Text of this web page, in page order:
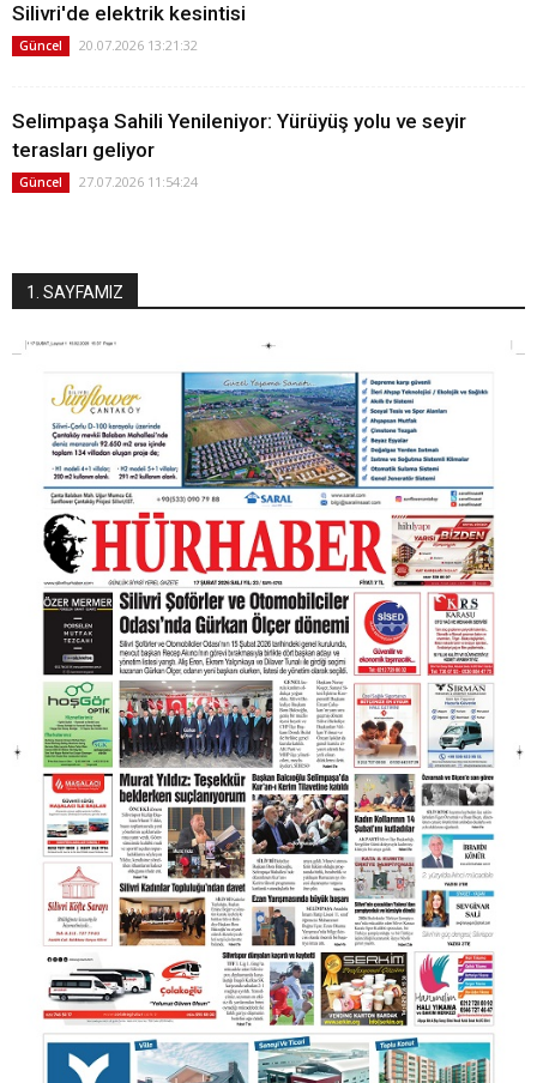
Silivri'de elektrik kesintisi
Güncel 20.07.2026 13:21:32
Selimpaşa Sahili Yenileniyor: Yürüyüş yolu ve seyir
terasları geliyor
Güncel 27.07.2026 11:54:24
1. SAYFAMIZ